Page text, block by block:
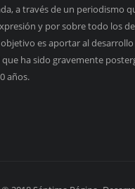
a través de un periodismo
y por sobre todo los
es aportar al
que ha sido gravemente
años.